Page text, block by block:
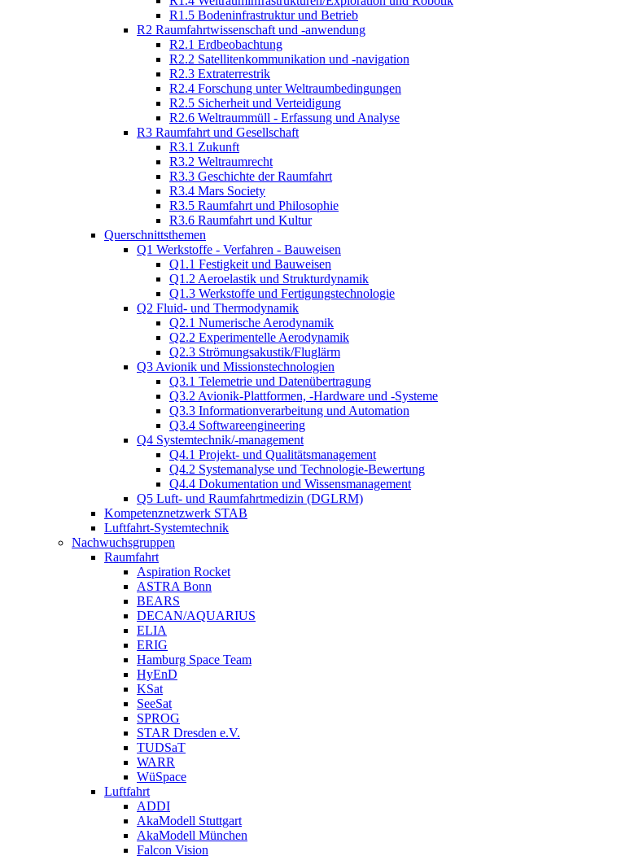
R1.5 Bodeninfrastruktur und Betrieb
R2 Raumfahrtwissenschaft und -anwendung
R2.1 Erdbeobachtung
R2.2 Satellitenkommunikation und -navigation
R2.3 Extraterrestrik
R2.4 Forschung unter Weltraumbedingungen
R2.5 Sicherheit und Verteidigung
R2.6 Weltraummüll - Erfassung und Analyse
R3 Raumfahrt und Gesellschaft
R3.1 Zukunft
R3.2 Weltraumrecht
R3.3 Geschichte der Raumfahrt
R3.4 Mars Society
R3.5 Raumfahrt und Philosophie
R3.6 Raumfahrt und Kultur
Querschnittsthemen
Q1 Werkstoffe - Verfahren - Bauweisen
Q1.1 Festigkeit und Bauweisen
Q1.2 Aeroelastik und Strukturdynamik
Q1.3 Werkstoffe und Fertigungstechnologie
Q2 Fluid- und Thermodynamik
Q2.1 Numerische Aerodynamik
Q2.2 Experimentelle Aerodynamik
Q2.3 Strömungsakustik/Fluglärm
Q3 Avionik und Missionstechnologien
Q3.1 Telemetrie und Datenübertragung
Q3.2 Avionik-Plattformen, -Hardware und -Systeme
Q3.3 Informationverarbeitung und Automation
Q3.4 Softwareengineering
Q4 Systemtechnik/-management
Q4.1 Projekt- und Qualitätsmanagement
Q4.2 Systemanalyse und Technologie-Bewertung
Q4.4 Dokumentation und Wissensmanagement
Q5 Luft- und Raumfahrtmedizin (DGLRM)
Kompetenznetzwerk STAB
Luftfahrt-Systemtechnik
Nachwuchsgruppen
Raumfahrt
Aspiration Rocket
ASTRA Bonn
BEARS
DECAN/AQUARIUS
ELIA
ERIG
Hamburg Space Team
HyEnD
KSat
SeeSat
SPROG
STAR Dresden e.V.
TUDSaT
WARR
WüSpace
Luftfahrt
ADDI
AkaModell Stuttgart
AkaModell München
Falcon Vision